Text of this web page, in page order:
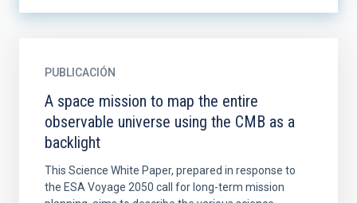
PUBLICACIÓN
A space mission to map the entire
observable universe using the CMB as a
backlight
This Science White Paper, prepared in response to
the ESA Voyage 2050 call for long-term mission